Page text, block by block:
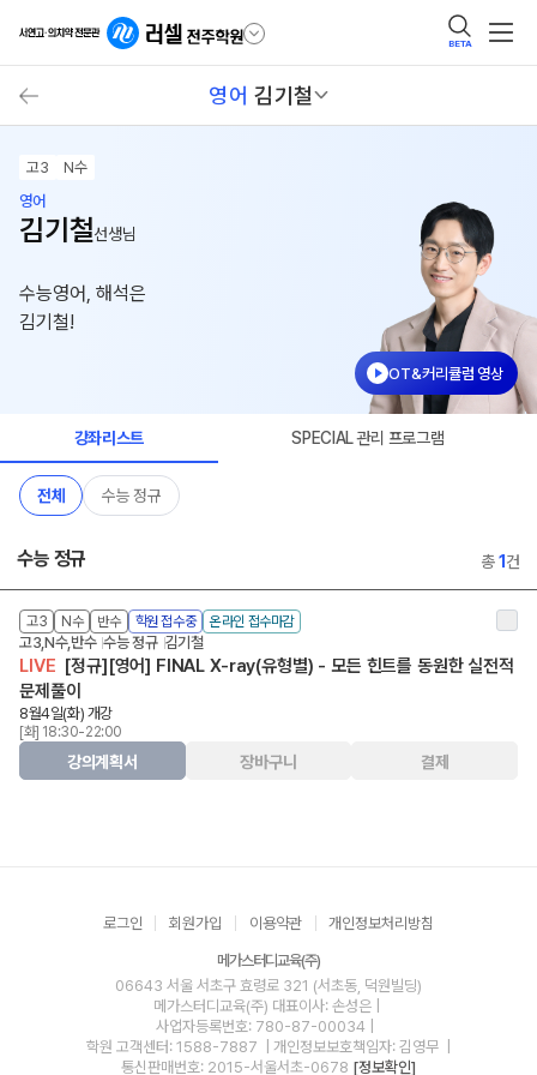
BETA
영어 김기철
고3
N수
영어
김기철선생님
수능영어, 해석은
김기철!
OT&커리큘럼 영상
강좌리스트 SPECIAL 관리 프로그램
전체 수능 정규
수능 정규 총1 건
고3 N수 반수 학원 접수중 온라인 접수마감
고3,N수,반수 수능 정규 김기철
LIVE [정규][영어] FINAL X-ray(유형별) - 모든 힌트를 동원한 실전적
문제풀이
8월4일(화) 개강
[화] 18:30-22:00
강의계획서 장바구니 결제
로그인 회원가입 이용약관 개인정보처리방침
메가스터디교육(주)
06643 서울 서초구 효령로 321 (서초동, 덕원빌딩)
메가스터디교육(주) 대표이사: 손성은 |
사업자등록번호: 780-87-00034
학원 고객센터: 1588-7887
| 개인정보보호책임자: 김영무
통신판매번호: 2015-서울서초-0678 [정보확인]